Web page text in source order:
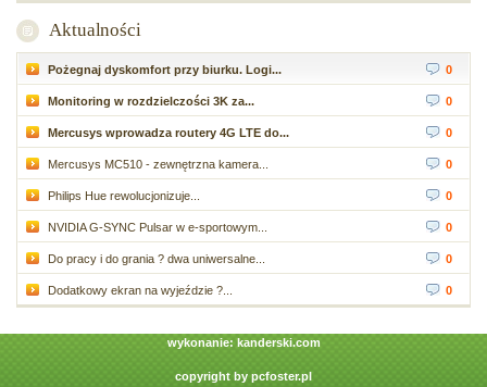
Aktualności
Pożegnaj dyskomfort przy biurku. Logi... 0
Monitoring w rozdzielczości 3K za... 0
Mercusys wprowadza routery 4G LTE do... 0
Mercusys MC510 - zewnętrzna kamera... 0
Philips Hue rewolucjonizuje... 0
NVIDIA G-SYNC Pulsar w e-sportowym... 0
Do pracy i do grania ? dwa uniwersalne... 0
Dodatkowy ekran na wyjeździe ?... 0
wykonanie: kanderski.com
copyright by pcfoster.pl